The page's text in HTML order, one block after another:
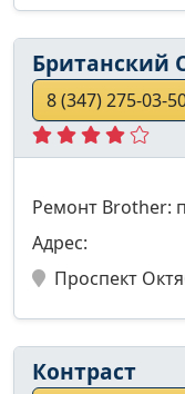
Британский
8 (347) 275-03-
Ремонт Brother:
Адрес:
Проспект
Контраст